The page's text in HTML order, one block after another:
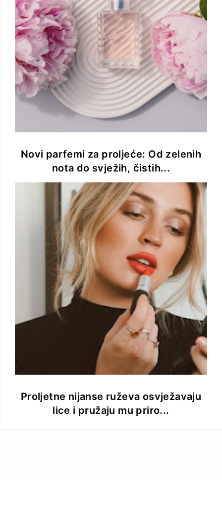
Novi parfemi za proljeće: Od zelenih
nota do svježih, čistih...
Proljetne nijanse ruževa osvježavaju
lice i pružaju mu priro...